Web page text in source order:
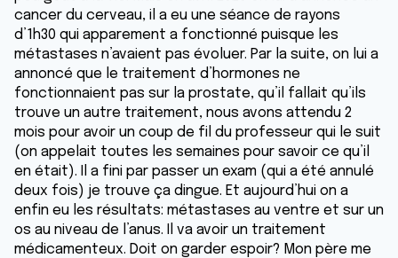
cancer du cerveau, il a eu une séance de rayons
d’1h30 qui apparement a fonctionné puisque les
métastases n’avaient pas évoluer. Par la suite, on lui a
annoncé que le traitement d’hormones ne
fonctionnaient pas sur la prostate, qu’il fallait qu’ils
trouve un autre traitement, nous avons attendu 2
mois pour avoir un coup de fil du professeur qui le suit
(on appelait toutes les semaines pour savoir ce qu’il
en était). Il a fini par passer un exam (qui a été annulé
deux fois) je trouve ça dingue. Et aujourd’hui on a
enfin eu les résultats: métastases au ventre et sur un
os au niveau de l’anus. Il va avoir un traitement
médicamenteux. Doit on garder espoir? Mon père me